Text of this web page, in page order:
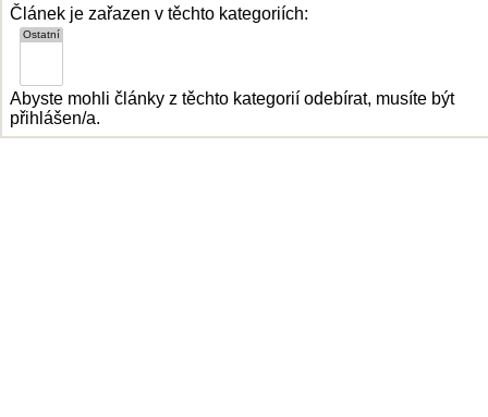
Článek je zařazen v těchto kategoriích:
Abyste mohli články z těchto kategorií odebírat, musíte být
přihlášen/a.